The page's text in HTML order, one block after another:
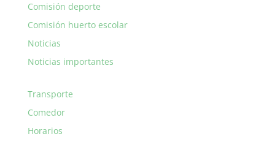
Comisión deporte
Comisión huerto escolar
Noticias
Noticias importantes
Transporte
Comedor
Horarios